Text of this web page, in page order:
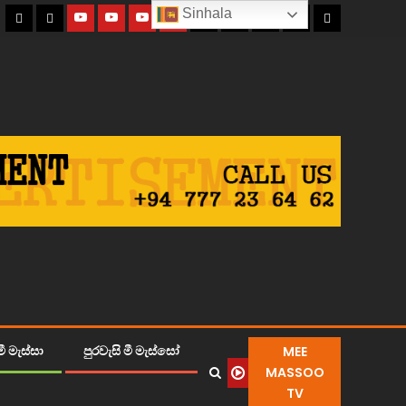
මැස්සා පුරවැසි මී මැස්සෝ
MEE
MASSOO
TV
Sinhala